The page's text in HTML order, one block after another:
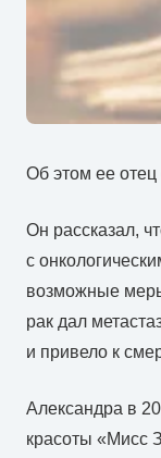
Об этом ее
Он рассказал,
с
возможные
рак дал
и привело к
Александра в
красоты «Мисс